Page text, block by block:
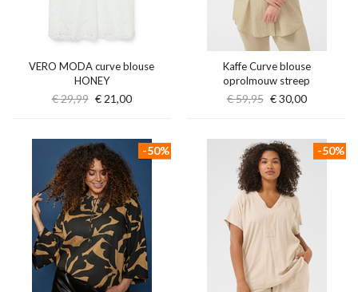
VERO MODA curve blouse
HONEY
€ 29,99 € 21,00
Kaffe Curve blouse
oprolmouw streep
€ 59,95 € 30,00
-50% -50%